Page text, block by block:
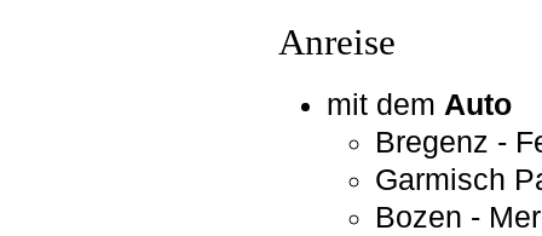
Anreise
mit dem Auto
Bregenz -
Garmisch
Bozen -